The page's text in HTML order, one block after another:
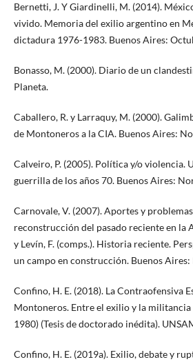
Bernetti, J. Y Giardinelli, M. (2014).
vivido. Memoria del exilio argentino en
dictadura 1976-1983. Buenos Aires:
Bonasso, M. (2000). Diario de un
Planeta.
Caballero, R. y Larraquy, M. (2000).
de Montoneros a la CIA. Buenos Aires:
Calveiro, P. (2005). Política y/o violencia.
guerrilla de los años 70. Buenos Aires:
Carnovale, V. (2007). Aportes y
reconstrucción del pasado reciente en la
y Levín, F. (comps.). Historia reciente.
un campo en construcción. Buenos Aires:
Confino, H. E. (2018). La Contraofensiva
Montoneros. Entre el exilio y la
1980) (Tesis de doctorado inédita).
Confino, H. E. (2019a). Exilio, debate y